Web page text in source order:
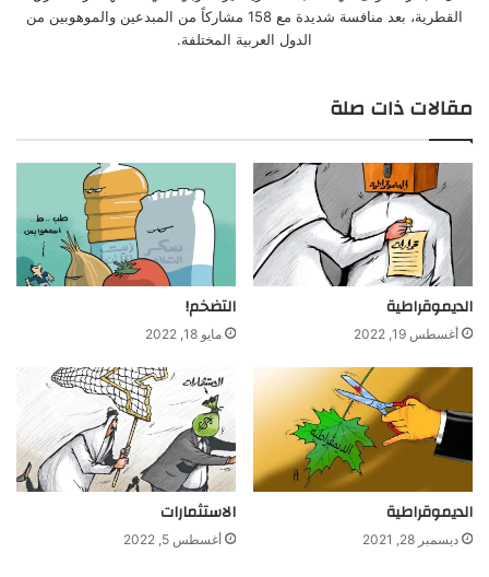
القطرية، بعد منافسة شديدة مع 158 مشاركاً من المبدعين والموهوبين من
الدول العربية المختلفة.
مقالات ذات صلة
الديموقراطية
أغسطس 19, 2022
التضخم!
مايو 18, 2022
الديموقراطية
ديسمبر 28, 2021
الاستثمارات
أغسطس 5, 2022